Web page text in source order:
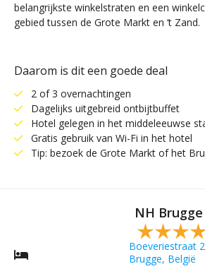
belangrijkste winkelstraten en een
gebied tussen de Grote Markt en ‘t Zand.
Daarom is dit een goede deal
2 of 3 overnachtingen
Dagelijks uitgebreid ontbijtbuffet
Hotel gelegen in het middeleeuwse
Gratis gebruik van Wi-Fi in het hotel
Tip: bezoek de Grote Markt of het
NH Brugge
Boeveriestraat
Brugge, België